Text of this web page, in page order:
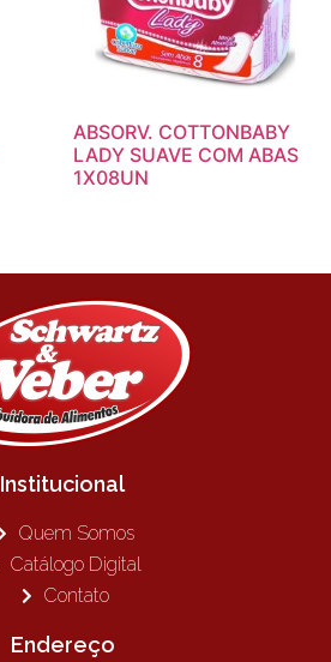
ABSORV. COTTONBABY
LADY SUAVE COM ABAS
1X08UN
Institucional
Quem Somos
Catálogo Digital
Contato
Endereço